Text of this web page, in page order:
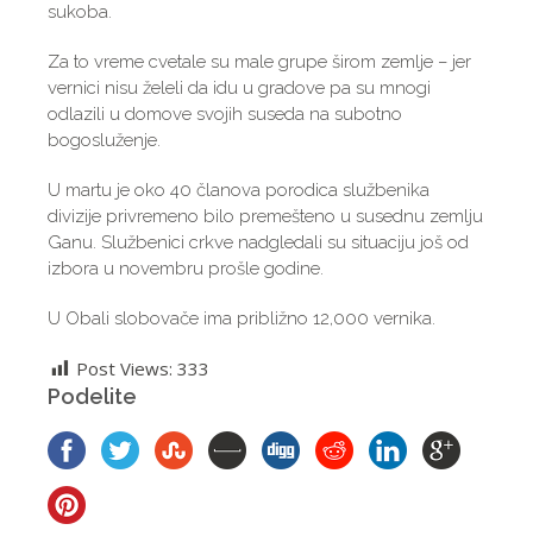
sukoba.
Za to vreme cvetale su male grupe širom zemlje – jer
vernici nisu želeli da idu u gradove pa su mnogi
odlazili u domove svojih suseda na subotno
bogosluženje.
U martu je oko 40 članova porodica službenika
divizije privremeno bilo premešteno u susednu zemlju
Ganu. Službenici crkve nadgledali su situaciju još od
izbora u novembru prošle godine.
U Obali slobovače ima približno 12,000 vernika.
Post Views: 333
Podelite